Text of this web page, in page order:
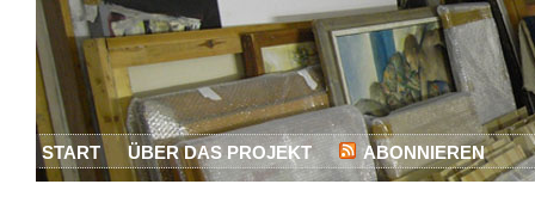
START ÜBER DAS PROJEKT ABONNIEREN